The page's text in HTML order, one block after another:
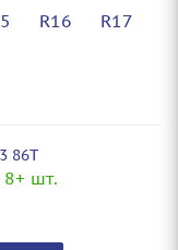
R16
R17
86T
8+ шт.